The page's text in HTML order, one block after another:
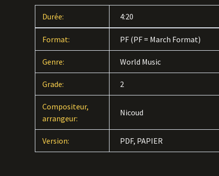
Durée: 4:20
Format: PF (PF = March Format)
Genre: World Music
Grade: 2
Compositeur,
arrangeur:
Nicoud
Version: PDF, PAPIER